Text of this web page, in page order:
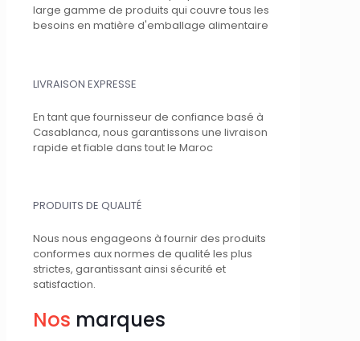
large gamme de produits qui couvre tous les
besoins en matière d'emballage alimentaire
LIVRAISON EXPRESSE
En tant que fournisseur de confiance basé à
Casablanca, nous garantissons une livraison
rapide et fiable dans tout le Maroc
PRODUITS DE QUALITÉ
Nous nous engageons à fournir des produits
conformes aux normes de qualité les plus
strictes, garantissant ainsi sécurité et
satisfaction.
Nos marques